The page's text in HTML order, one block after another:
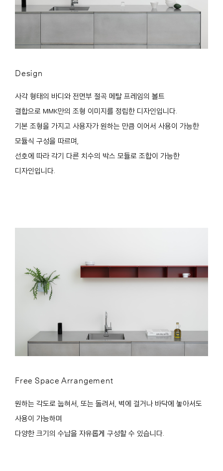
Design
사각 형태의 바디와 전면부 절곡 메탈 프레임의 볼트
결합으로 MMK만의 조형 이미지를 정립한 디자인입니다.
기본 조형을 가지고 사용자가 원하는 만큼 이어서 사용이 가능한
모듈식 구성을 따르며,
선호에 따라 각기 다른 치수의 박스 모듈로 조합이 가능한
디자인입니다.
Free Space Arrangement
원하는 각도로 눕혀서, 또는 돌려서, 벽에 걸거나 바닥에 놓아서도
사용이 가능하며
다양한 크기의 수납을 자유롭게 구성할 수 있습니다.